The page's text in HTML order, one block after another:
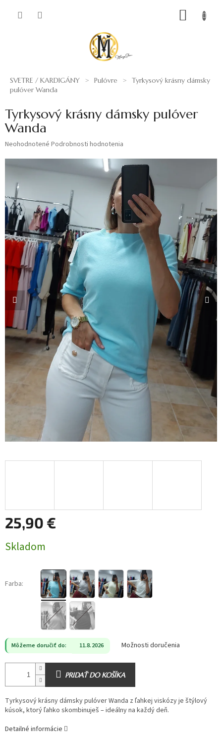
SVETRE / KARDIGÁNY Pulóvre
Tyrkysový krásny dámsky
pulóver Wanda
Tyrkysový krásny dámsky pulóver
Wanda
Priemerné
5
hviezdičiek.
Neohodnotené Podrobnosti hodnotenia
25,90 €
cena:
Skladom
Farba:
Môžeme doručiť do: 11.8.2026 Možnosti doručenia
PRIDAŤ DO KOŠÍKA
Tyrkysový krásny dámsky pulóver Wanda z ľahkej viskózy je štýlový
kúsok, ktorý ľahko skombinuješ – ideálny na každý deň.
Detailné informácie